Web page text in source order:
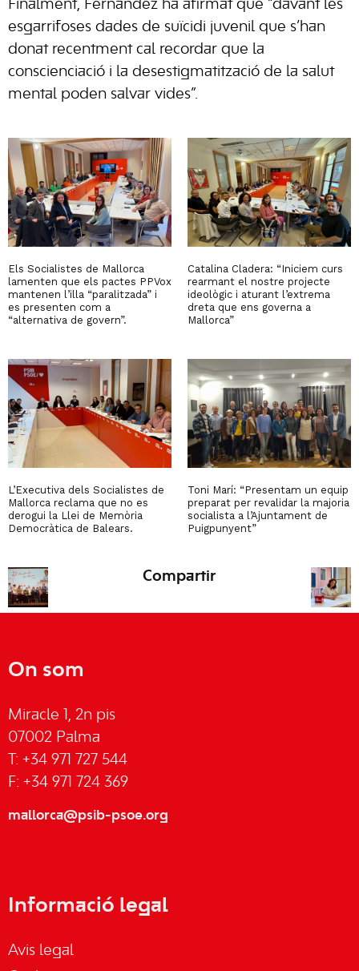
Finalment, Fernández ha afirmat que “davant les
esgarrifoses dades de suïcidi juvenil que s’han
donat recentment cal recordar que la
conscienciació i la desestigmatització de la salut
mental poden salvar vides”.
Els Socialistes de Mallorca
lamenten que els pactes PPVox
mantenen l’illa “paralitzada” i
es presenten com a
“alternativa de govern”.
Catalina Cladera: “Iniciem curs
rearmant el nostre projecte
ideològic i aturant l’extrema
dreta que ens governa a
Mallorca”
L’Executiva dels Socialistes de
Mallorca reclama que no es
derogui la Llei de Memòria
Democràtica de Balears.
Toni Marí: “Presentam un equip
preparat per revalidar la majoria
socialista a l’Ajuntament de
Puigpunyent”
Compartir
On som
Miracle 1, 2n pis
07002 Palma
T: +34 971 727 544
F: +34 971 724 369
mallorca@psib-psoe.org
Informació legal
Avis legal